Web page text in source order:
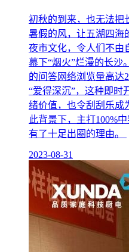
初秋的到来，也无法把
暑假的风，让五湖四海
夜市文化，令人们不由
幕下“烟火”烂漫的长
的问答网络浏览量高达
“爱得深沉”，这种即时
绪价值，也令刮刮乐
此背景下，主打100%
有了十足出圈的理由。
2023-08-31